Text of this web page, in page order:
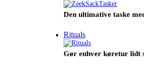
Den ultimative taske
Rituals
Gør enhver køretur lidt